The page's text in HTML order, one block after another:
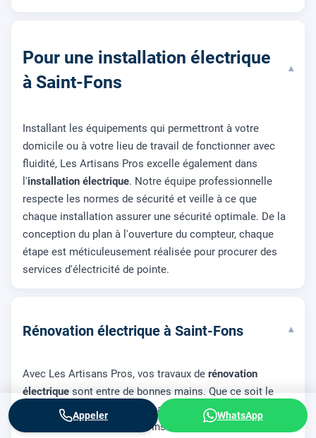
Pour une installation électrique
à Saint-Fons
▾
Installant les équipements qui permettront à votre
domicile ou à votre lieu de travail de fonctionner avec
fluidité, Les Artisans Pros excelle également dans
l'installation électrique. Notre équipe professionnelle
respecte les normes de sécurité et veille à ce que
chaque installation assurer une sécurité optimale. De la
conception du plan à l'ouverture du compteur, chaque
étape est méticuleusement réalisée pour procurer des
services d'électricité de pointe.
Rénovation électrique à Saint-Fons ▾
Avec Les Artisans Pros, vos travaux de rénovation
électrique sont entre de bonnes mains. Que ce soit le
remplacement de votre tableau électrique vieillissant ou
la mise aux normes de vos installations, chaque service
Appeler WhatsApp